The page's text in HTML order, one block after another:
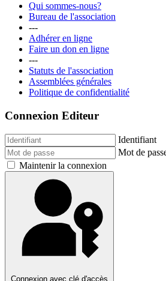
Qui sommes-nous?
Bureau de l'association
---
Adhérer en ligne
Faire un don en ligne
---
Statuts de l'association
Assemblées générales
Politique de confidentialité
Connexion Editeur
Identifiant
Mot de
Maintenir la connexion
Connexion avec clé d'accès